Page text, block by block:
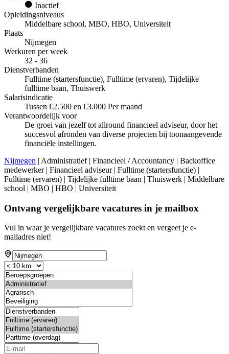
Inactief
Opleidingsniveaus
Middelbare school, MBO, HBO, Universiteit
Plaats
Nijmegen
Werkuren per week
32 - 36
Dienstverbanden
Fulltime (startersfunctie), Fulltime (ervaren), Tijdelijke
fulltime baan, Thuiswerk
Salarisindicatie
Tussen €2.500 en €3.000 Per maand
Verantwoordelijk voor
De groei van jezelf tot allround financieel adviseur, door het
succesvol afronden van diverse projecten bij toonaangevende
financiële instellingen.
Nijmegen | Administratief | Financieel / Accountancy | Backoffice
medewerker | Financieel adviseur | Fulltime (startersfunctie) |
Fulltime (ervaren) | Tijdelijke fulltime baan | Thuiswerk | Middelbare
school | MBO | HBO | Universiteit
Ontvang vergelijkbare vacatures in je mailbox
Vul in waar je vergelijkbare vacatures zoekt en vergeet je e-
mailadres niet!